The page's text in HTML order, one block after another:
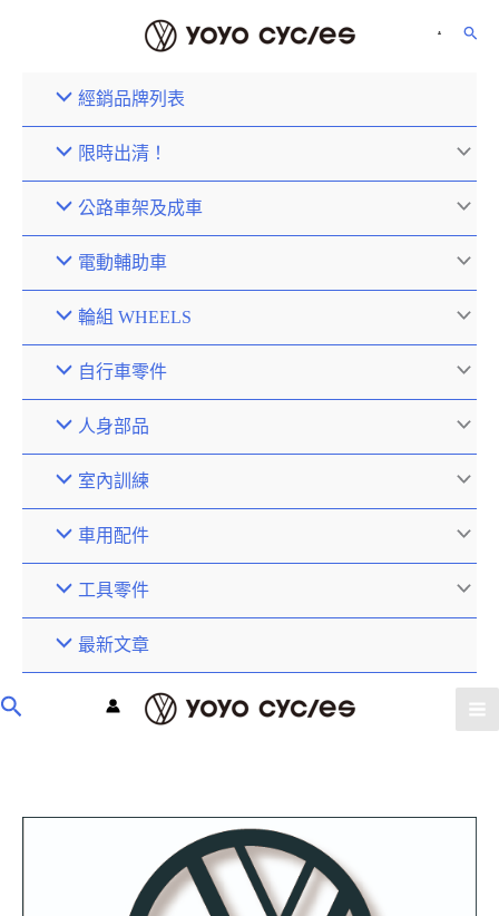
經銷品牌列表
限時出清！
公路車架及成車
電動輔助車
輪組 WHEELS
自行車零件
人身部品
室內訓練
車用配件
工具零件
最新文章